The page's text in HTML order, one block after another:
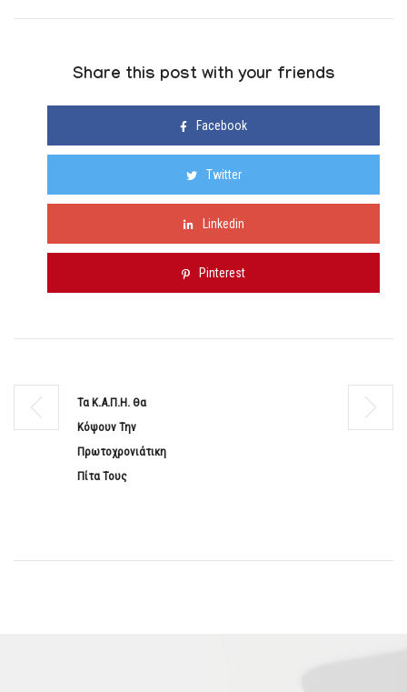
Share this post with your friends
Facebook
Twitter
Linkedin
Pinterest
Τα Κ.Α.Π.Η. Θα
Κόψουν Την
Πρωτοχρονιάτικη
Πίτα Τους